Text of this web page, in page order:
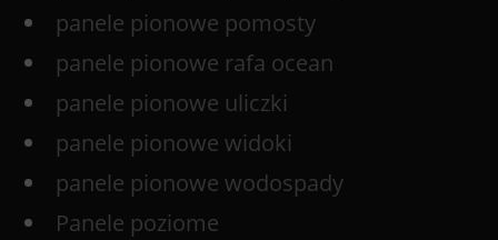
panele pionowe pomosty
panele pionowe rafa ocean
panele pionowe uliczki
panele pionowe widoki
panele pionowe wodospady
Panele poziome